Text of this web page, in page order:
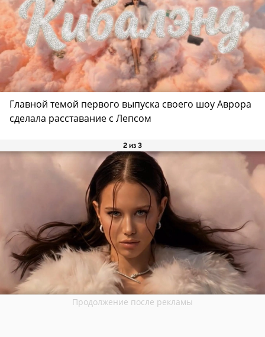
Главной темой первого выпуска своего шоу Аврора
сделала расставание с Лепсом
2 из 3